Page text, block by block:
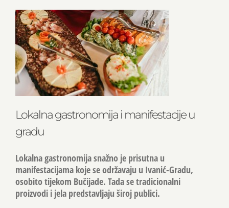
Lokalna gastronomija i manifestacije u
gradu
Lokalna gastronomija snažno je prisutna u
manifestacijama koje se održavaju u Ivanić-Gradu,
osobito tijekom Bučijade. Tada se tradicionalni
proizvodi i jela predstavljaju široj publici.